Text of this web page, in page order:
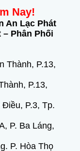
Nay!
An Lạc Phát
– Phân Phối
Thành, P.13,
P.13,
P.3, Tp.
P. Ba Láng,
P. Hòa Thọ